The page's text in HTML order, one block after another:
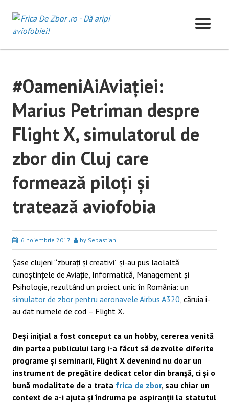
content
#OameniAiAviației:
Marius Petriman despre
Flight X, simulatorul de
zbor din Cluj care
formează piloți și
tratează aviofobia
6 noiembrie 2017 by Sebastian
Șase clujeni “zburați și creativi” și-au pus laolaltă
cunoștințele de Aviație, Informatică, Management și
Psihologie, rezultând un proiect unic în România: un
simulator de zbor pentru aeronavele Airbus A320, căruia i-
au dat numele de cod – Flight X.
Deși inițial a fost conceput ca un hobby, cererea venită
din partea publicului larg i-a făcut să dezvolte diferite
programe și seminarii, Flight X devenind nu doar un
instrument de pregătire dedicat celor din branșă, ci și o
bună modalitate de a trata frica de zbor, sau chiar un
context de a-i ajuta și îndruma pe aspiranții la statutul